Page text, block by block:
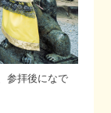
参拝後になで